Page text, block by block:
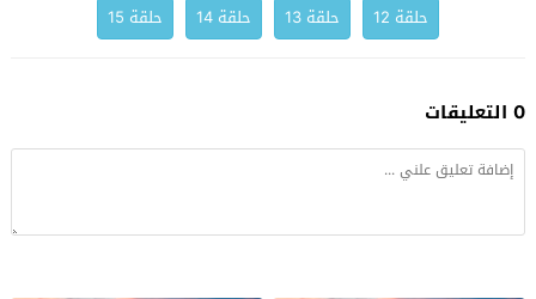
حلقة 12
حلقة 13 حلقة 14 حلقة 15
0 التعليقات